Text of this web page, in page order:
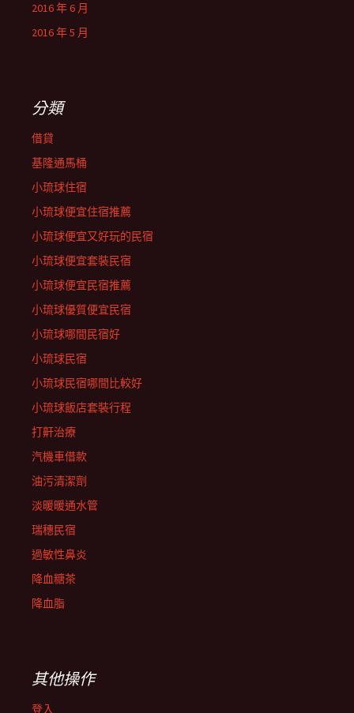
2016 年 6 月
2016 年 5 月
分類
借貸
基隆通馬桶
小琉球住宿
小琉球便宜住宿推薦
小琉球便宜又好玩的民宿
小琉球便宜套裝民宿
小琉球便宜民宿推薦
小琉球優質便宜民宿
小琉球哪間民宿好
小琉球民宿
小琉球民宿哪間比較好
小琉球飯店套裝行程
打鼾治療
汽機車借款
油污清潔劑
淡暖暖通水管
瑞穗民宿
過敏性鼻炎
降血糖茶
降血脂
其他操作
登入